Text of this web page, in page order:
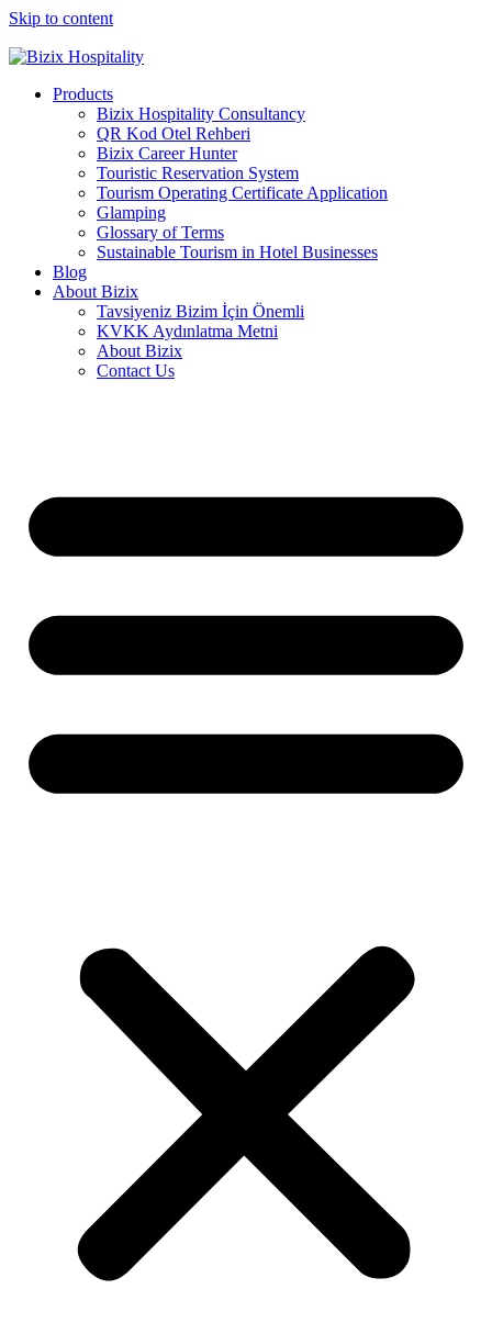
Skip to content
Products
Bizix Hospitality Consultancy
QR Kod Otel Rehberi
Bizix Career Hunter
Touristic Reservation System
Tourism Operating Certificate Application
Glamping
Glossary of Terms
Sustainable Tourism in Hotel Businesses
Blog
About Bizix
Tavsiyeniz Bizim İçin Önemli
KVKK Aydınlatma Metni
About Bizix
Contact Us